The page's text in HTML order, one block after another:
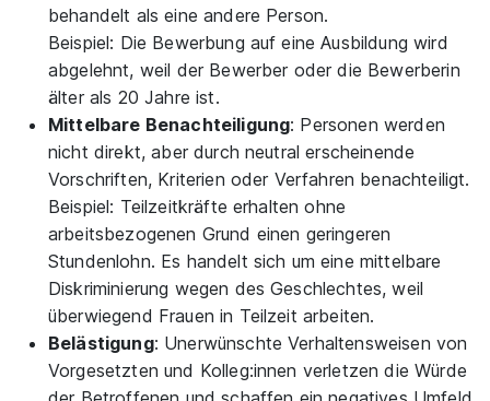
behandelt als eine andere Person.
Beispiel: Die Bewerbung auf eine Ausbildung wird
abgelehnt, weil der Bewerber oder die Bewerberin
älter als 20 Jahre ist.
Mittelbare Benachteiligung: Personen werden
nicht direkt, aber durch neutral erscheinende
Vorschriften, Kriterien oder Verfahren benachteiligt.
Beispiel: Teilzeitkräfte erhalten ohne
arbeitsbezogenen Grund einen geringeren
Stundenlohn. Es handelt sich um eine mittelbare
Diskriminierung wegen des Geschlechtes, weil
überwiegend Frauen in Teilzeit arbeiten.
Belästigung: Unerwünschte Verhaltensweisen von
Vorgesetzten und Kolleg:innen verletzen die Würde